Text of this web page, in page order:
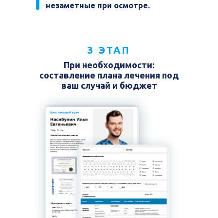
незаметные при осмотре.
При необходимости:
составление плана лечения под
ваш случай и бюджет
3 ЭТАП
Шлыкова Людмила
Владимировна
Стоматолог-терапевт
Опыт 33 года
телевидении о стаматологии «1к1». В
сюжете рассказывается о услугах и
оборудовании клиники